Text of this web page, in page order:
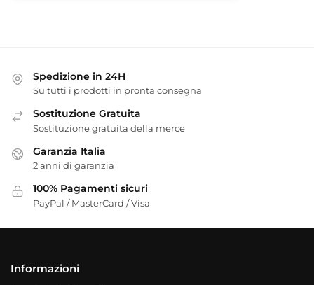
Spedizione in 24H
Su tutti i prodotti in pronta consegna
Sostituzione Gratuita
Sostituzione gratuita della merce
Garanzia Italia
2 anni di garanzia
100% Pagamenti sicuri
PayPal / MasterCard / Visa
Informazioni